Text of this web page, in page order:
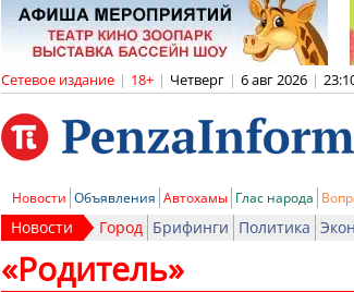
Сетевое издание | 18+ | Четверг | 6 авг 2026 |
Новости Объявления Автохамы Глас народа
Новости Город Брифинги Политика
«Родитель»